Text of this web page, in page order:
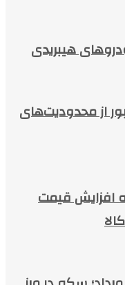
هیبریدی
از محدودیت‌های
افزایش قیمت